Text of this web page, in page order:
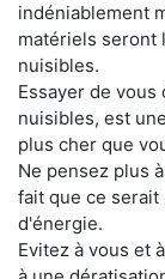
indéniablement
matériels seront
nuisibles.
Essayer de
nuisibles, est
plus cher que
Ne pensez plus
fait que ce
d'énergie.
Evitez à vous et